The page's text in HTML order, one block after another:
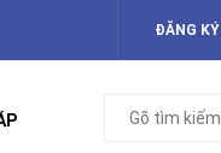
ĐĂNG KÝ